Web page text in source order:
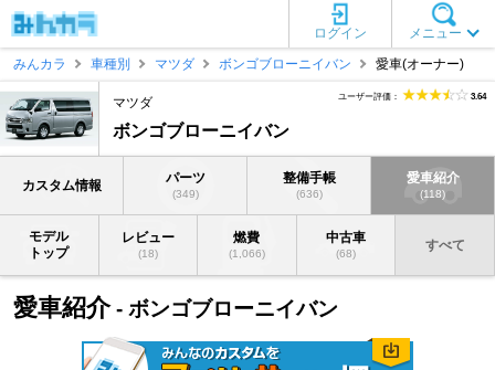
メニュー
ログイン
みんカラ
車種別 マツダ ボンゴブローニイバン 愛車(オーナー)
マツダ
ボンゴブローニイバン
ユーザー評価： 3.64
カスタム情報 パーツ
(349)
整備手帳
(636)
愛車紹介
(118)
モデル
トップ
レビュー
(18)
燃費
(1,066)
中古車
(68)
すべて
愛車紹介- ボンゴブローニイバン